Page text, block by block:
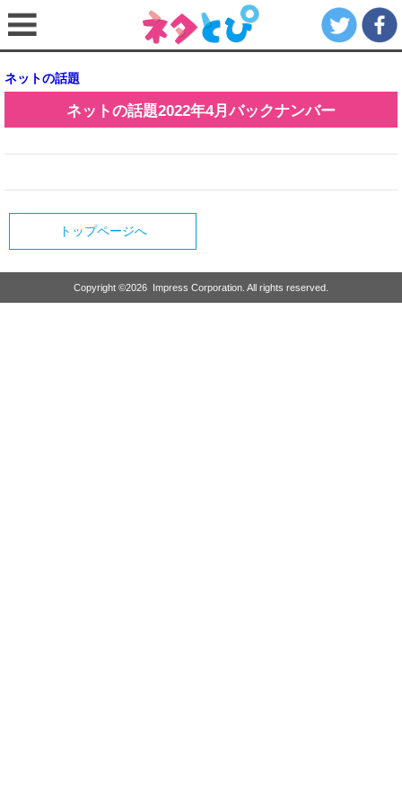
ネットの話題
ネットの話題2022年4月バックナンバー
トップページへ
Copyright ©2026 Impress Corporation. All rights reserved.